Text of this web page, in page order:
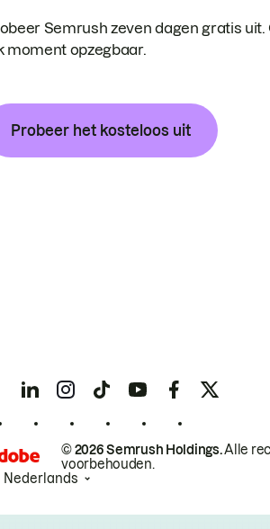
Semrush zeven dagen gratis uit.
moment opzegbaar.
Probeer het kosteloos uit
© 2026 Semrush Holdings.Alle
voorbehouden.
Nederlands